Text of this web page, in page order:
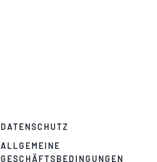
DATENSCHUTZ
ALLGEMEINE
GESCHÄFTSBEDINGUNGEN